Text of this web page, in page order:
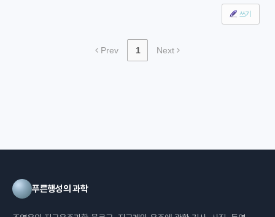
쓰기
Prev 1 Next
푸른행성의 과학